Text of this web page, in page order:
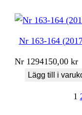
Nr 163-164
Nr 1294150,00kr
Lägg till i
1